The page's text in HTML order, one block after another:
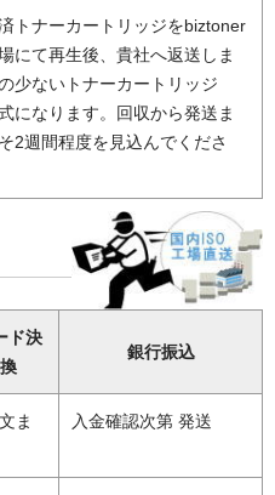
トナーカートリッジをbiztoner
にて再生後、貴社へ返送しま
少ないトナーカートリッジ
になります。回収から発送ま
2週間程度を見込んでくださ
ド決
銀行振込
ま
入金確認次第 発送